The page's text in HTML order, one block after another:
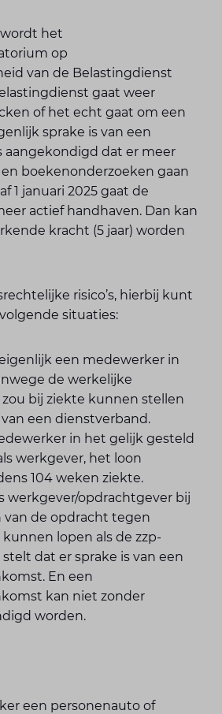
wordt het
op
van de Belastingdienst
gaat weer
of het echt gaat om een
sprake is van een
aangekondigd dat er meer
boekenonderzoeken gaan
1 januari 2025 gaat de
actief handhaven. Dan kan
kracht (5 jaar) worden
risico’s, hierbij kunt
situaties:
een medewerker in
de werkelijke
bij ziekte kunnen stellen
een dienstverband.
in het gelijk gesteld
werkgever, het loon
104 weken ziekte.
werkgever/opdrachtgever bij
de opdracht tegen
lopen als de zzp-
dat er sprake is van een
En een
kan niet zonder
worden.
een personenauto of